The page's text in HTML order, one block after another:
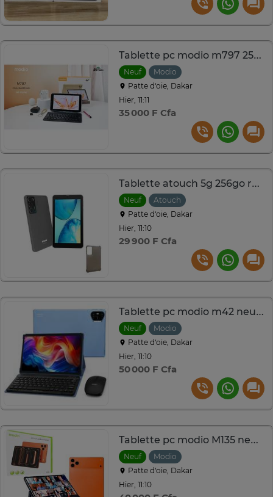
Tablette pc modio m797 256go ram 6go
Neuf
Modio
Patte d‘oie, Dakar
Hier, 11:11
35 000 F Cfa
Tablette atouch 5g 256go ram 8go
Neuf
Atouch
Patte d‘oie, Dakar
Hier, 11:10
29 900 F Cfa
Tablette pc modio m42 neuf 512go Ram 8go
Neuf
Modio
Patte d‘oie, Dakar
Hier, 11:10
50 000 F Cfa
Tablette pc modio M135 neuf 512go ram 8go
Neuf
Modio
Patte d‘oie, Dakar
Hier, 11:10